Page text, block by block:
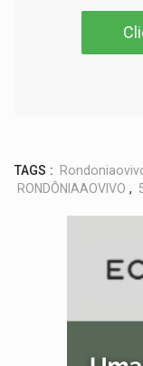
TAGS :
RONDÔNIAAOVIVO ,